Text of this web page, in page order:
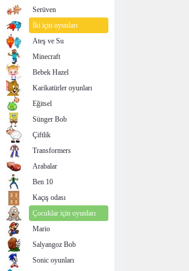
Serüven
İki için oyunları
Ateş ve Su
Minecraft
Bebek Hazel
Karikatürler oyunları
Eğitsel
Sünger Bob
Çiftlik
Transformers
Arabalar
Ben 10
Kaçış odası
Çocuklar için oyunları
Mario
Salyangoz Bob
Sonic oyunları